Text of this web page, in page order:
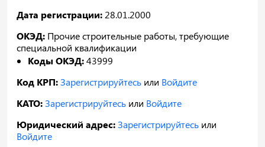
Дата регистрации: 28.01.2000
ОКЭД: Прочие строительные работы, требующие
специальной квалификации
Коды ОКЭД:43999
Код КРП:Зарегистрируйтесь или Войдите
КАТО:Зарегистрируйтесь или Войдите
Юридический адрес:Зарегистрируйтесь или
Войдите